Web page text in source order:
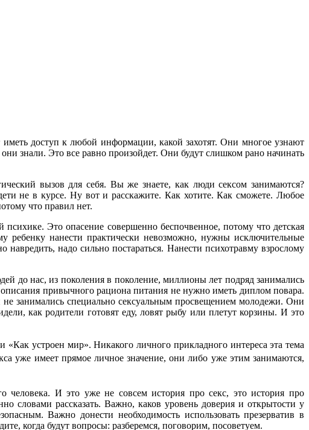
доступ к любой информации, какой захотят. Они многое узнают
знали. Это все равно произойдет. Они будут слишком рано начинать
вызов для себя. Вы же знаете, как люди сексом занимаются?
не в курсе. Ну вот и расскажите. Как хотите. Как сможете. Любое
что правил нет.
Это опасение совершенно беспочвенное, потому что детская
ребенку нанести практически невозможно, нужны исключительные
надо сильно постараться. Нанести психотравму взрослому
до нас, из поколения в поколение, миллионы лет подряд занимались
привычного рациона питания не нужно иметь диплом повара.
занимались специально сексуальным просвещением молодежи. Они
как родители готовят еду, ловят рыбу или плетут корзины. И это
«Как устроен мир». Никакого личного прикладного интереса эта тема
уже имеет прямое личное значение, они либо уже этим занимаются,
человека. И это уже не совсем история про секс, это история про
словами рассказать. Важно, каков уровень доверия и открытости у
Важно донести необходимость использовать презерватив в
когда будут вопросы: разберемся, поговорим, посоветуем.